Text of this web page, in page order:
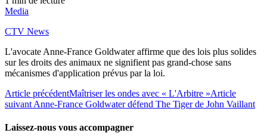
Media
CTV News
L'avocate Anne-France Goldwater affirme que des lois plus solides
sur les droits des animaux ne signifient pas grand-chose sans
mécanismes d'application prévus par la loi.
Article précédentMaîtriser les ondes avec « L'Arbitre »Article
suivant Anne-France Goldwater défend The Tiger de John Vaillant
Laissez-nous vous accompagner